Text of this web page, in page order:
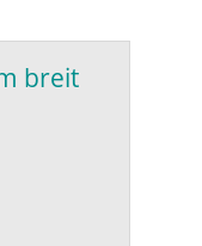
breit